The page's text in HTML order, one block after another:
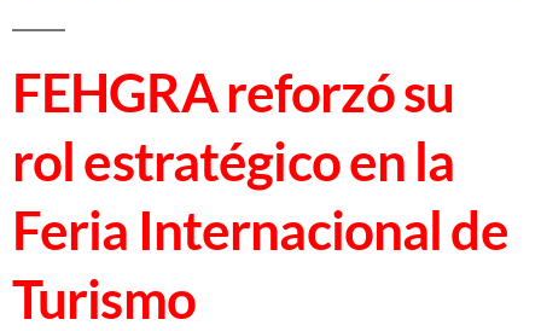
FEHGRA reforzó su
rol estratégico en la
Feria Internacional de
Turismo